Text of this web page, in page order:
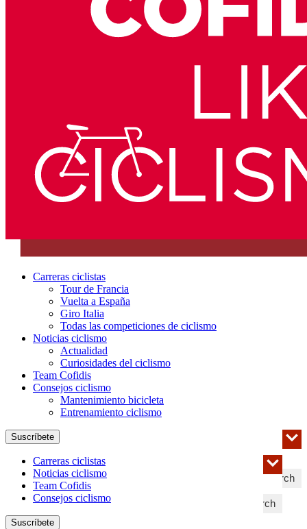
Carreras ciclistas
Tour de Francia
Vuelta a España
Giro Italia
Todas las competiciones de ciclismo
Noticias ciclismo
Actualidad
Curiosidades del ciclismo
Team Cofidis
Consejos ciclismo
Mantenimiento bicicleta
Entrenamiento ciclismo
Search
Suscríbete
Search
Carreras ciclistas
Noticias ciclismo
Team Cofidis
Consejos ciclismo
Suscríbete